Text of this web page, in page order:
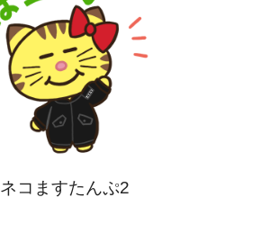
ネコますたんぷ2